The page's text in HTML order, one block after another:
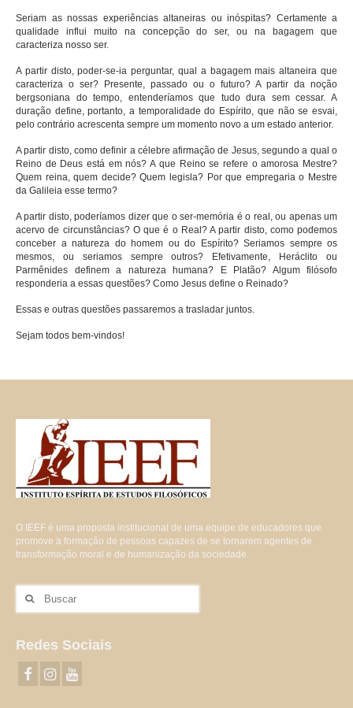
Seriam as nossas experiências altaneiras ou inóspitas? Certamente a
qualidade influi muito na concepção do ser, ou na bagagem que
caracteriza nosso ser.
A partir disto, poder-se-ia perguntar, qual a bagagem mais altaneira que
caracteriza o ser? Presente, passado ou o futuro? A partir da noção
bergsoniana do tempo, entenderíamos que tudo dura sem cessar. A
duração define, portanto, a temporalidade do Espírito, que não se esvai,
pelo contrário acrescenta sempre um momento novo a um estado anterior.
A partir disto, como definir a célebre afirmação de Jesus, segundo a qual o
Reino de Deus está em nós? A que Reino se refere o amorosa Mestre?
Quem reina, quem decide? Quem legisla? Por que empregaria o Mestre
da Galileia esse termo?
A partir disto, poderíamos dizer que o ser-memória é o real, ou apenas um
acervo de circunstâncias? O que é o Real? A partir disto, como podemos
conceber a natureza do homem ou do Espírito? Seriamos sempre os
mesmos, ou seriamos sempre outros? Efetivamente, Heráclito ou
Parmênides definem a natureza humana? E Platão? Algum filósofo
responderia a essas questões? Como Jesus define o Reinado?
Essas e outras questões passaremos a trasladar juntos.
Sejam todos bem-vindos!
O IEEF é uma proposta institucional de uma equipe de educadores que
promove a formação de pessoas capazes de se tornarem agentes de
transformação moral e de humanização da sociedade.
por:
Redes Sociais